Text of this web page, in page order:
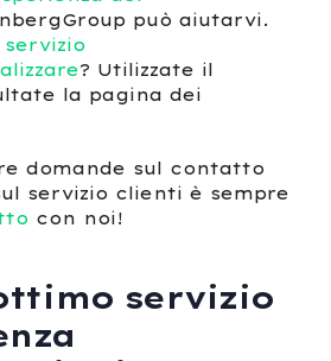
può aiutarvi.
? Utilizzate il
la pagina dei
domande sul contatto
servizio clienti è sempre
con noi!
servizio